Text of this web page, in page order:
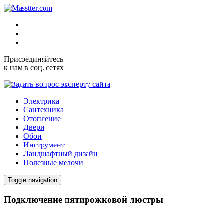
Присоединяйтесь
к нам в соц. сетях
Электрика
Сантехника
Отопление
Двери
Обои
Инструмент
Ландшафтный дизайн
Полезные мелочи
Toggle navigation
Подключение пятирожковой люстры